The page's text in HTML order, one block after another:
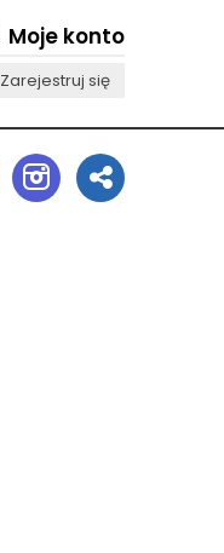
Moje konto
Zarejestruj się